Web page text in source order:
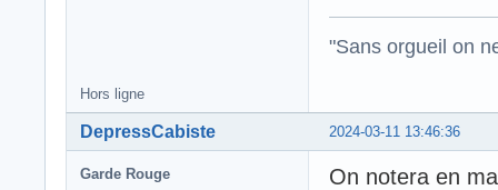
"Sans orgueil on
Hors ligne
2024-03-11 13:46:36
DepressCabiste
Garde Rouge
On notera en